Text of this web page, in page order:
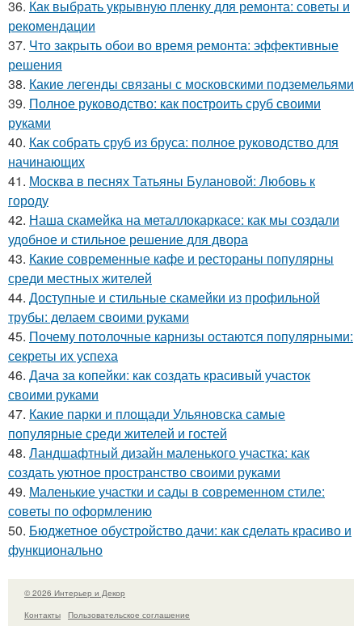
36. Как выбрать укрывную пленку для ремонта: советы и
рекомендации
37. Что закрыть обои во время ремонта: эффективные
решения
38. Какие легенды связаны с московскими подземельями
39. Полное руководство: как построить сруб своими
руками
40. Как собрать сруб из бруса: полное руководство для
начинающих
41. Москва в песнях Татьяны Булановой: Любовь к
городу
42. Наша скамейка на металлокаркасе: как мы создали
удобное и стильное решение для двора
43. Какие современные кафе и рестораны популярны
среди местных жителей
44. Доступные и стильные скамейки из профильной
трубы: делаем своими руками
45. Почему потолочные карнизы остаются популярными:
секреты их успеха
46. Дача за копейки: как создать красивый участок
своими руками
47. Какие парки и площади Ульяновска самые
популярные среди жителей и гостей
48. Ландшафтный дизайн маленького участка: как
создать уютное пространство своими руками
49. Маленькие участки и сады в современном стиле:
советы по оформлению
50. Бюджетное обустройство дачи: как сделать красиво и
функционально
© 2026 Интерьер и Декор
Контакты
Пользовательское соглашение